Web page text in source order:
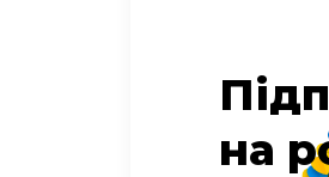
на